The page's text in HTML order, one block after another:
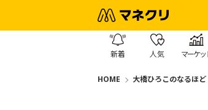
新着 人気 マーケッ
HOME 大橋ひろこのなるほ